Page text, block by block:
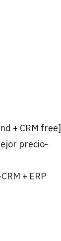
+ CRM free]
precio-
+ ERP